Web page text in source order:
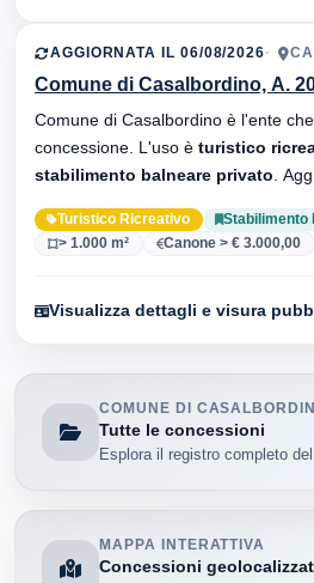
AGGIORNATA IL 06/08/2026
Comune di Casalbordino, A.
Comune di Casalbordino è l'ente
concessione. L'uso è turistico
stabilimento balneare privato
Turistico Ricreativo
Stabilimento
> 1.000 m²
Canone > € 3.000,00
Visualizza dettagli e visura
COMUNE DI
Tutte le concessioni
Esplora il registro completo del
MAPPA INTERATTIVA
Concessioni